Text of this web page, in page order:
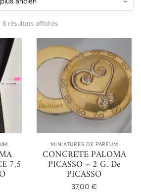
8 résultats affichés
7,5
MINIATURES DE PARFUM
CONCRETE PALOMA
PICASSO – 2 G. De
PICASSO
37,00€